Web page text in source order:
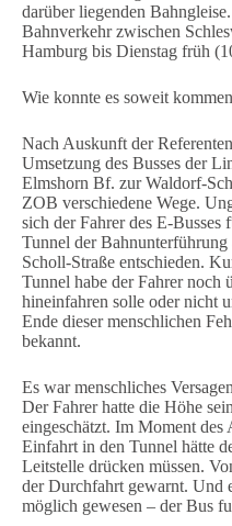
darüber liegenden
Bahnverkehr zwischen
Hamburg bis Dienstag früh
Wie konnte es soweit
Nach Auskunft der
Umsetzung des Busses der
Elmshorn Bf. zur Waldorf-
ZOB verschiedene Wege.
sich der Fahrer des E-Busses
Tunnel der
Scholl-Straße entschieden.
Tunnel habe der Fahrer noch
hineinfahren solle oder nicht
Ende dieser menschlichen
bekannt.
Es war menschliches
Der Fahrer hatte die Höhe
eingeschätzt. Im Moment des
Einfahrt in den Tunnel hätte
Leitstelle drücken müssen.
der Durchfahrt gewarnt. Und
möglich gewesen – der Bus